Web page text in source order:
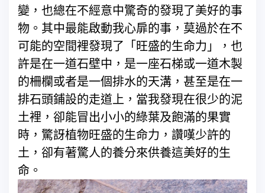
變，也總在不經意中驚奇的發現了美好的事
物。其中最能啟動我心扉的事，莫過於在不
可能的空間裡發現了「旺盛的生命力」，也
許是在一道石壁中，是一座石梯或一道木製
的柵欄或者是一個排水的天溝，甚至是在一
排石頭鋪設的走道上，當我發現在很少的泥
土裡，卻能冒出小小的綠葉及飽滿的果實
時，驚訝植物旺盛的生命力，讚嘆少許的
土，卻有著驚人的養分來供養這美好的生
命。